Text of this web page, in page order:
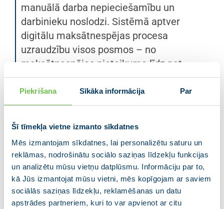
Piekrišana Sīkāka informācija Par
Šī tīmekļa vietne izmanto sīkdatnes
Mēs izmantojam sīkdatnes, lai personalizētu saturu un
reklāmas, nodrošinātu sociālo saziņas līdzekļu funkcijas
un analizētu mūsu vietņu datplūsmu. Informāciju par to,
kā Jūs izmantojat mūsu vietni, mēs kopīgojam ar saviem
sociālās saziņas līdzekļu, reklamēšanas un datu
apstrādes partneriem, kuri to var apvienot ar citu
manuālā darba nepieciešamību un
darbinieku noslodzi. Sistēmā aptver
digitālu maksātnespējas procesa
uzraudzību visos posmos – no
maksātnespējas pieteikuma līdz pat
maksātnespējas procesa izbeigšanai.
Izmaiņas šajā laikā ir sasniegušas savu
mērķi – samazinājies maksātnespējas
pārkāpumu skaits un ir atjaunota gan
sabiedrības, gan uzņēmēju un investoru
uzticība maksātnespējas uzraudzībai.”
Tieslietu ministre par rezultātiem pateicas
darbiniekiem, kuri augsti profesionāli veic savu darbu.